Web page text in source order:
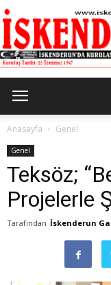
Anasayfa Genel
Genel
Teksöz;
Projelerle
Tarafından İskenderun